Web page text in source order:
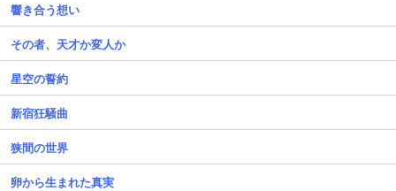
響き合う想い
その者、天才か変人か
星空の誓約
新宿狂騒曲
狭間の世界
卵から生まれた真実